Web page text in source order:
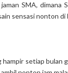
SMA, dimana
sensasi nonton
hampir setiap